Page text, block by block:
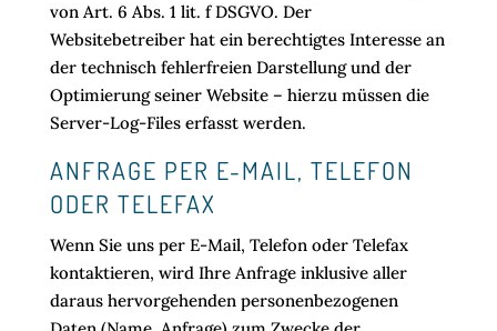
von Art. 6 Abs. 1 lit. f DSGVO. Der
Websitebetreiber hat ein berechtigtes Interesse an
der technisch fehlerfreien Darstellung und der
Optimierung seiner Website – hierzu müssen die
Server-Log-Files erfasst werden.
ANFRAGE PER E-MAIL, TELEFON
ODER TELEFAX
Wenn Sie uns per E-Mail, Telefon oder Telefax
kontaktieren, wird Ihre Anfrage inklusive aller
daraus hervorgehenden personenbezogenen